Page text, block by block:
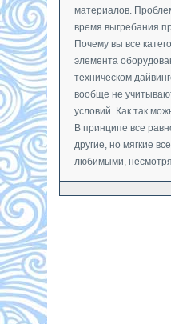
материалов.
время выгребания
Почему вы все
элемента
техническом
вообще не
условий. Как так
В принципе все
другие, но мягкие
любимыми,